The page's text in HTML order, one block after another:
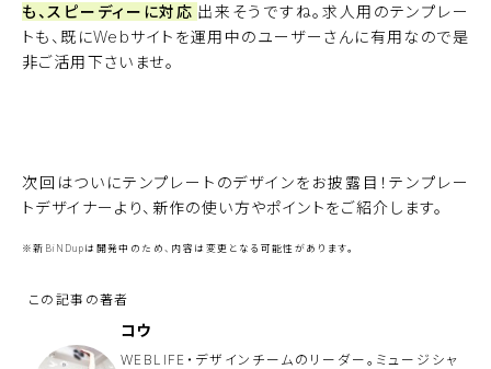
も、スピーディーに対応 出来そうですね。求人用のテンプレー
トも、既にWebサイトを運用中のユーザーさんに有用なので是
非ご活用下さいませ。
次回はついにテンプレートのデザインをお披露目！テンプレー
トデザイナーより、新作の使い方やポイントをご紹介します。
※新BiNDupは開発中のため、内容は変更となる可能性があります。
コウ
WEBLIFE・デザインチームのリーダー。ミュージシャ